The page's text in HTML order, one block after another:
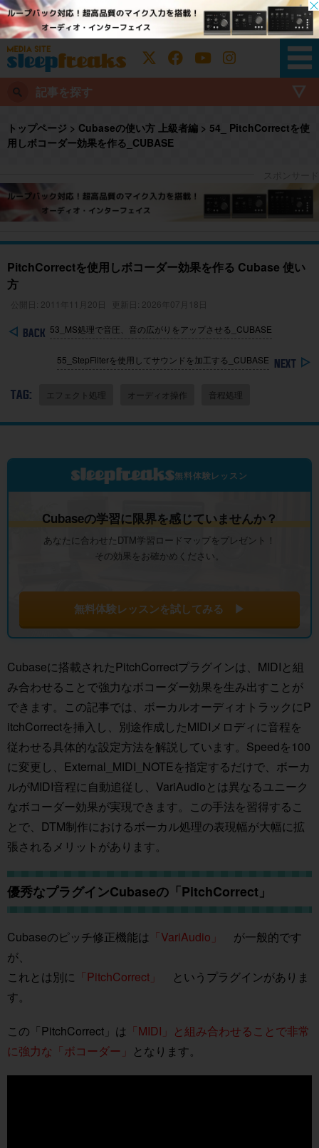
記事を探す
トップページ > Cubaseの使い方 上級者編 > 54_ PitchCorrectを使
用しボコーダー効果を作る_CUBASE
PitchCorrectを使用しボコーダー効果を作る Cubase 使い
方
公開日: 2011年11月20日 更新日: 2026年07月18日
53_MS処理で音圧、音の広がりをアップさせる_CUBASE
55_StepFilterを使用してサウンドを加工する_CUBASE
TAG: エフェクト処理 オーディオ操作 音程処理
無料体験レッスン
Cubaseの学習に限界を感じていませんか？
あなたに合わせたDTM学習ロードマップをプレゼント！
その効果をお確かめください。
無料体験レッスンを試してみる ▶
Cubaseに搭載されたPitchCorrectプラグインは、MIDIと組
み合わせることで強力なボコーダー効果を生み出すことが
できます。この記事では、ボーカルオーディオトラックにP
itchCorrectを挿入し、別途作成したMIDIメロディに音程を
従わせる具体的な設定方法を解説しています。Speedを100
に変更し、External_MIDI_NOTEを指定するだけで、ボーカ
ルがMIDI音程に自動追従し、VariAudioとは異なるユニーク
なボコーダー効果が実現できます。この手法を習得するこ
とで、DTM制作におけるボーカル処理の表現幅が大幅に拡
張されるメリットがあります。
優秀なプラグインCubaseの「PitchCorrect」
Cubaseのピッチ修正機能は 「VariAudio」
が一般的です
が、
これとは別に 「PitchCorrect」
というプラグインがありま
す。
この「PitchCorrect」は 「MIDI」と組み合わせることで非常
に強力な「ボコーダー」
となります。